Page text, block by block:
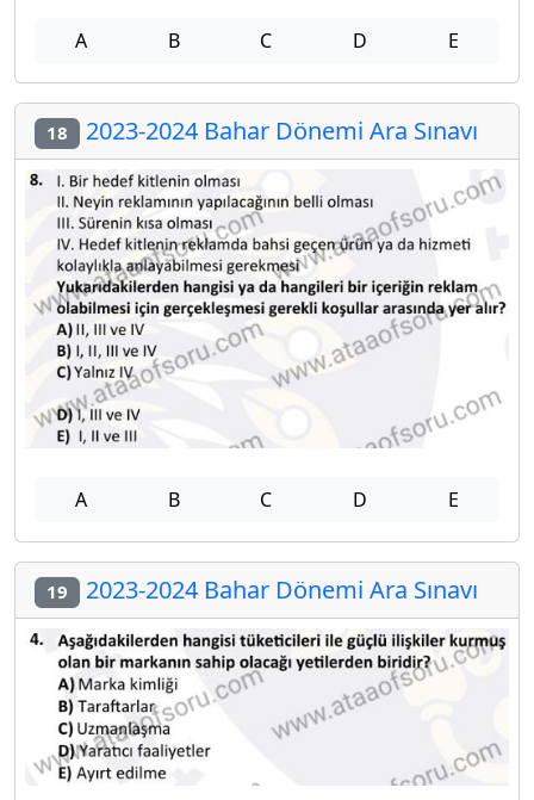
A B C D E
18 2023-2024 Bahar Dönemi Ara Sınavı
A B C D E
19 2023-2024 Bahar Dönemi Ara Sınavı